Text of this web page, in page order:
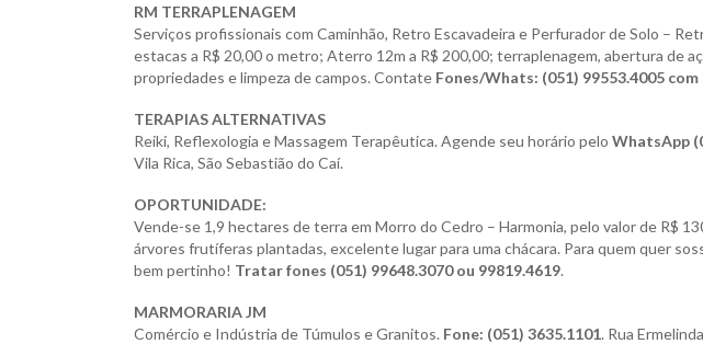
RM TERRAPLENAGEM
Serviços profissionais com Caminhão, Retro Escavadeira e Perfurador de Solo –
estacas a R$ 20,00 o metro; Aterro 12m a R$ 200,00; terraplenagem, abertura de
propriedades e limpeza de campos. Contate Fones/Whats: (051) 99553.4005
TERAPIAS ALTERNATIVAS
Reiki, Reflexologia e Massagem Terapêutica. Agende seu horário pelo WhatsApp
Vila Rica, São Sebastião do Caí.
OPORTUNIDADE:
Vende-se 1,9 hectares de terra em Morro do Cedro – Harmonia, pelo valor de R$
árvores frutíferas plantadas, excelente lugar para uma chácara. Para quem quer
bem pertinho! Tratar fones (051) 99648.3070 ou 99819.4619.
MARMORARIA JM
Comércio e Indústria de Túmulos e Granitos. Fone: (051) 3635.1101. Rua Ermelinda